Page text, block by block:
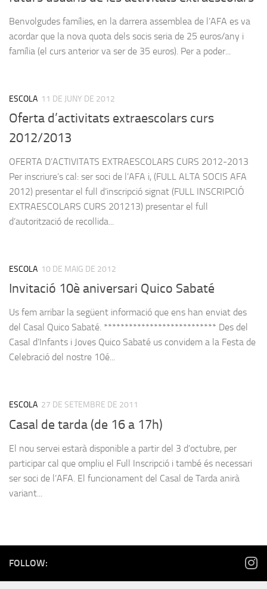
Benvolgudes famílies, en la darrera assemblea de l’AFA es va
acordar que la nova quota dels socis seria de 25 euros/any i
família (el curs anterior va ser de 35 euros). Per a poder...
ESCOLA 11 DE JUNY DE 2012
Oferta d’activitats extraescolars curs
2012/2013
OFERTA D’ACTIVITATS EXTRAESCOLARS CURS 2012-2013
Per inscriure’s cal: ser soci de l’AFA i, (FULL ALTA SOCIS AFA
2012) presentar el full d’inscripció signat (FULL INSCRIPCIÓ
EXTRAESCOLARS CURS 201213) presentar el full
d’autorització de recollida...
ESCOLA 10 DE MAIG DE 2012
Invitació 10è aniversari Quico Sabaté
Us fem arribar la següent informació que ens han enviat des
del Casal Quico Sabaté. *************************** Des del
Casal d’Infants i Joves Quico Sabaté us convidem a la Festa de
Celebració del nostre 10é...
ESCOLA 27 DE SETEMBRE DE 2011
Casal de tarda (de 16 a 17h)
El nou servei estarà disponible a partir del 3 d’octubre, per
participar cal que ompliu el Full Inscripció i també és necessari
ser soci de l’AFA. El funcionament del Casal de Tarda anirà
variant...
FOLLOW: